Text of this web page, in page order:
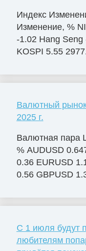
Индекс
Изменение, %
-1.02 Hang
KOSPI 5.55
Валютный
2025 г.
Валютная пара
% AUDUSD
0.36 EURUSD
0.56 GBPUSD
С 1 июля будут
любителям